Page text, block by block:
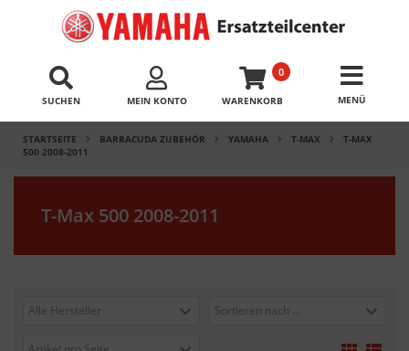
SUCHEN MEIN KONTO
0
WARENKORB
STARTSEITE BARRACUDA ZUBEHÖR YAMAHA T-MAX
T-MAX
500 2008-2011
T-Max 500 2008-2011
Alle Hersteller Sortieren nach ...